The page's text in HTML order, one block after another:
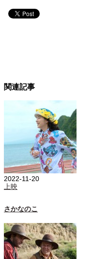
関連記事
2022-11-20
上映
さかなのこ